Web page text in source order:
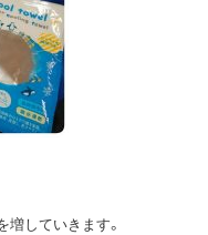
していきます。